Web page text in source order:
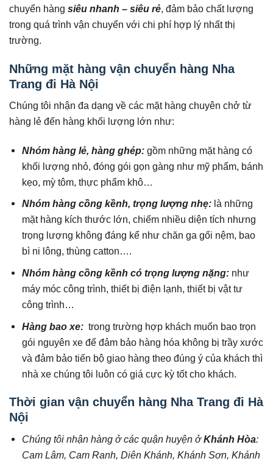
chuyển hàng siêu nhanh – siêu rẻ, đảm bảo chất lượng
trong quá trình vận chuyển với chi phí hợp lý nhất thị
trường.
Những mặt hàng vận chuyển hàng Nha
Trang đi Hà Nội
Chúng tôi nhận đa dạng về các mặt hàng chuyên chở từ
hàng lẻ đến hàng khối lượng lớn như:
Nhóm hàng lẻ, hàng ghép:gồm những mặt hàng có
khối lượng nhỏ, đóng gói gọn gàng như mỹ phẩm, bánh
kẹo, mỳ tôm, thực phẩm khô…
Nhóm hàng cồng kềnh, trọng lượng nhẹ: là những
mặt hàng kích thước lớn, chiếm nhiều diện tích nhưng
trọng lượng không đáng kể như chăn ga gối nệm, bao
bì ni lông, thùng catton….
Nhóm hàng cồng kềnh có trọng lượng nặng: như
máy móc công trình, thiết bị điện lạnh, thiết bị vật tư
công trình…
Hàng bao xe: trong trường hợp khách muốn bao trọn
gói nguyên xe để đảm bảo hàng hóa không bị trầy xước
và đảm bảo tiến bộ giao hàng theo đúng ý của khách thì
nhà xe chúng tôi luôn có giá cực kỳ tốt cho khách.
Thời gian vận chuyển hàng Nha Trang đi Hà
Nội
Chúng tôi nhận hàng ở các quận huyện ởKhánh Hòa:
Cam Lâm, Cam Ranh, Diên Khánh, Khánh Sơn, Khánh